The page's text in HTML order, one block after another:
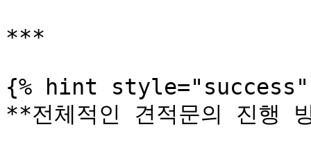
***
{% hint style="success"
**전체적인 견적문의 진행